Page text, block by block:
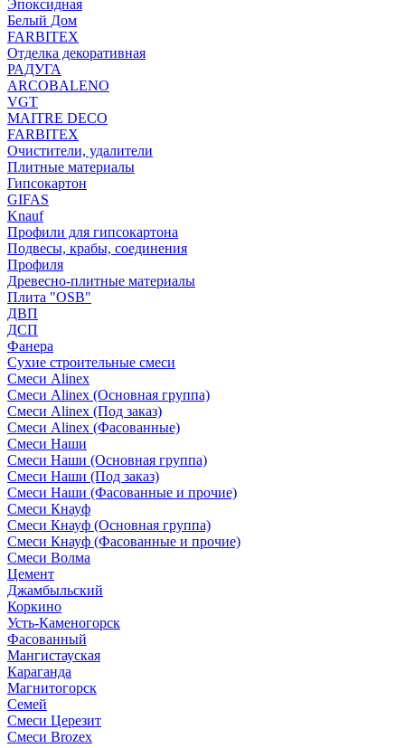
Эпоксидная
Белый Дом
FARBITEX
Отделка декоративная
РАДУГА
ARCOBALENO
VGT
MAITRE DECO
FARBITEX
Очистители, удалители
Плитные материалы
Гипсокартон
GIFAS
Knauf
Профили для гипсокартона
Подвесы, крабы, соединения
Профиля
Древесно-плитные материалы
Плита "OSB"
ДВП
ДСП
Фанера
Сухие строительные смеси
Смеси Alinex
Смеси Alinex (Основная группа)
Смеси Alinex (Под заказ)
Смеси Alinex (Фасованные)
Смеси Наши
Смеси Наши (Основная группа)
Смеси Наши (Под заказ)
Смеси Наши (Фасованные и прочие)
Смеси Кнауф
Смеси Кнауф (Основная группа)
Смеси Кнауф (Фасованные и прочие)
Смеси Волма
Цемент
Джамбыльский
Коркино
Усть-Каменогорск
Фасованный
Мангистауская
Караганда
Магнитогорск
Семей
Смеси Церезит
Смеси Brozex